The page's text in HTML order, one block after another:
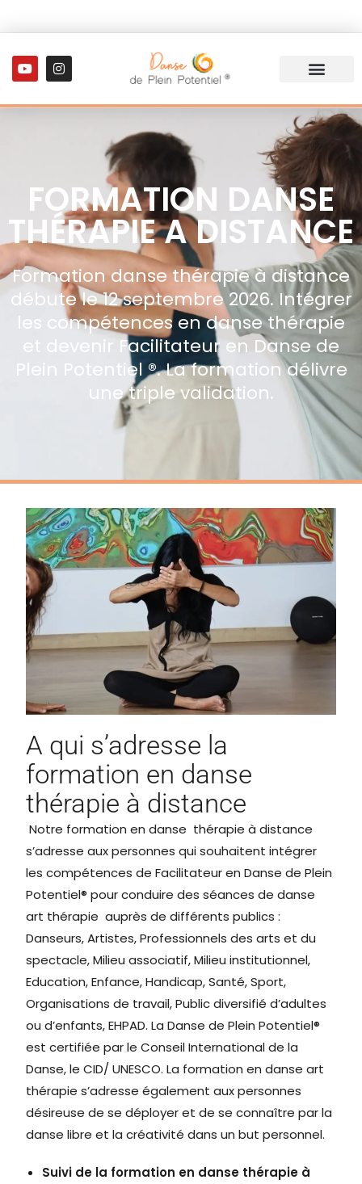
FORMATION DANSE
THÉRAPIE A DISTANCE
Formation danse thérapie à distance
débute le 12 septembre 2026. Intégrer
les compétences en danse thérapie
et devenir Facilitateur en Danse de
Plein Potentiel ®. La formation délivre
une triple validation.
A qui s’adresse la
formation en danse
thérapie à distance
Notre formation en danse thérapie à distance
s’adresse aux personnes qui souhaitent intégrer
les compétences de Facilitateur en Danse de Plein
Potentiel® pour conduire des séances de danse
art thérapie auprès de différents publics :
Danseurs, Artistes, Professionnels des arts et du
spectacle, Milieu associatif, Milieu institutionnel,
Education, Enfance, Handicap, Santé, Sport,
Organisations de travail, Public diversifié d’adultes
ou d’enfants, EHPAD. La Danse de Plein Potentiel®
est certifiée par le Conseil International de la
Danse, le CID/ UNESCO. La formation en danse art
thérapie s’adresse également aux personnes
désireuse de se déployer et de se connaître par la
danse libre et la créativité dans un but personnel.
Suivi de la formation en danse thérapie à